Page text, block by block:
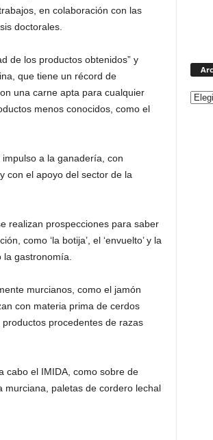
en colaboración con las
doctorales.
de los productos obtenidos” y
que tiene un récord de
una carne apta para cualquier
menos conocidos, como el
a la ganadería, con
con el apoyo del sector de la
realizan prospecciones para saber
como ‘la botija’, el ‘envuelto’ y la
gastronomía.
murcianos, como el jamón
con materia prima de cerdos
procedentes de razas
cabo el IMIDA, como sobre de
paletas de cordero lechal